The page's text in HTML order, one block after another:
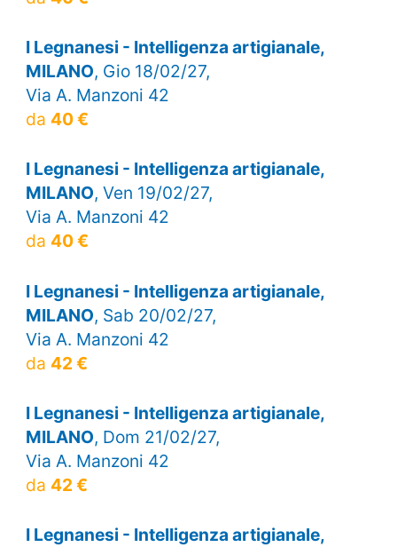
I Legnanesi - Intelligenza artigianale,
MILANO, Gio 18/02/27,
Via A. Manzoni 42
da 40 €
I Legnanesi - Intelligenza artigianale,
MILANO, Ven 19/02/27,
Via A. Manzoni 42
da 40 €
I Legnanesi - Intelligenza artigianale,
MILANO, Sab 20/02/27,
Via A. Manzoni 42
da 42 €
I Legnanesi - Intelligenza artigianale,
MILANO, Dom 21/02/27,
Via A. Manzoni 42
da 42 €
I Legnanesi - Intelligenza artigianale,